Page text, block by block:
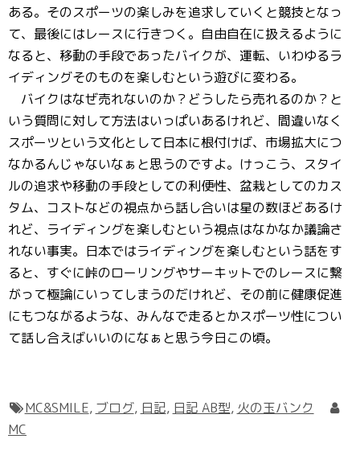
ある。そのスポーツの楽しみを追求していくと競技となっ
て、最後にはレースに行きつく。自由自在に扱えるように
なると、移動の手段であったバイクが、運転、いわゆるラ
イディングそのものを楽しむという遊びに変わる。
バイクはなぜ売れないのか？どうしたら売れるのか？と
いう質問に対して方法はいっぱいあるけれど、間違いなく
スポーツという文化として日本に根付けば、市場拡大につ
なかるんじゃないなぁと思うのですよ。けっこう、スタイ
ルの追求や移動の手段としての利便性、盆栽としてのカス
タム、コストなどの視点から話し合いは星の数ほどあるけ
れど、ライディングを楽しむという視点はなかなか議論さ
れない事実。日本ではライディングを楽しむという話をす
ると、すぐに峠のローリングやサーキットでのレースに繋
がって極論にいってしまうのだけれど、その前に健康促進
にもつながるような、みんなで走るとかスポーツ性につい
て話し合えばいいのになぁと思う今日この頃。
MC&SMILE, ブログ, 日記, 日記 AB型, 火の玉バンク
MC